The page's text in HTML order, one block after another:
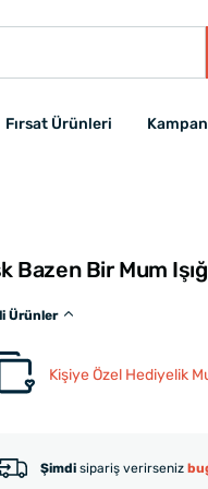
Fırsat Ürünleri
Bazen Bir Mum
Ürünler
Kişiye Özel Hediyelik
Şimdi sipariş verirseniz